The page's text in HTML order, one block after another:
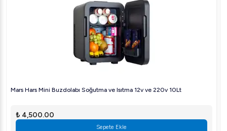
Mars Hars Mini Buzdolabı Soğutma ve Isıtma 12v ve 220v 10Lt
₺ 4,500.00
Sepete Ekle